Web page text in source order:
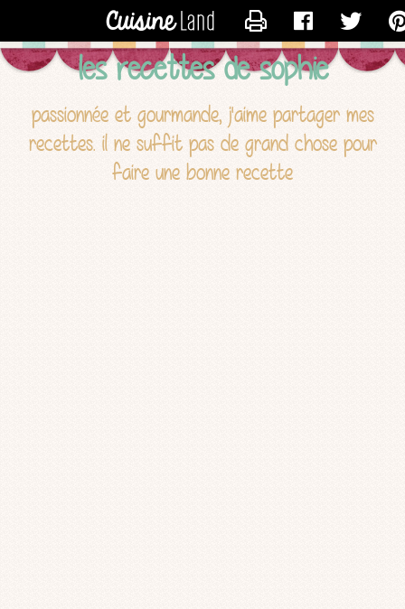
les recettes de sophie
passionnée et gourmande, j'aime partager mes
recettes. il ne suffit pas de grand chose pour
faire une bonne recette
CONTACTER TROPIC